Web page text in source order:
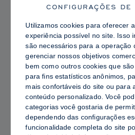
CONFIGURAÇÕES DE
Utilizamos cookies para oferecer
experiência possível no site. Isso
são necessários para a operação
gerenciar nossos objetivos
bem como outros cookies que
para fins estatísticos anônimos,
mais confortáveis ​​do site ou para
conteúdo personalizado. Você
categorias você gostaria de
dependendo das configurações
funcionalidade completa do site